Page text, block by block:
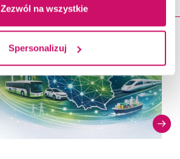
Zezwól na wszystkie
Spersonalizuj